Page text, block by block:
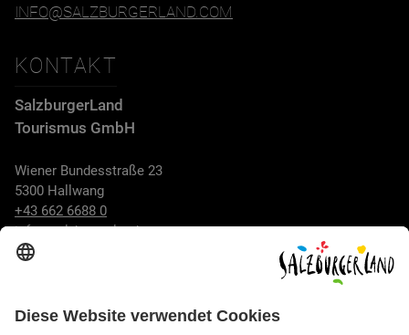
INFO@SALZBURGERLAND.COM
KONTAKT
SalzburgerLand
Tourismus GmbH
Wiener Bundesstraße 23
5300 Hallwang
+43 662 6688 0
info@salzburgerland.com
Wir freuen uns auf Ihre Anfrage!